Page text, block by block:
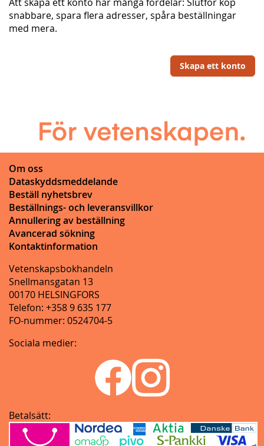
snabbare, spara flera adresser, spåra beställningar
med mera.
Skapa ett konto
Om oss
Dataskyddsmeddelande
Beställ nyhetsbrev
Beställnings- och leveransvillkor
Annullering av beställning
Avancerad sökning
Kontaktinformation
Vetenskapsbokhandeln
Snellmansgatan 13
00170 HELSINGFORS
Telefon: +358 9 635 177
FO-nummer: 0524704-5
Sociala medier:
Betalsätt: